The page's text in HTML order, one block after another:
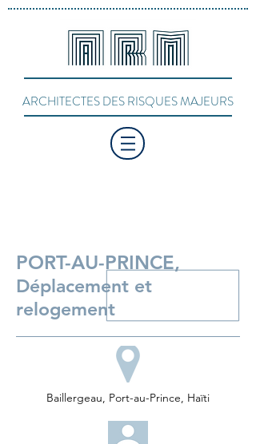
ARCHITECTES DES RISQUES MAJEURS
PORT-AU-PRINCE,
Déplacement et
relogement
Baillergeau, Port-au-Prince, Haïti